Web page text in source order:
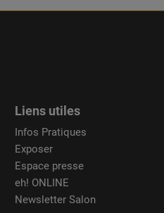
Liens utiles
Infos Pratiques
Exposer
Espace presse
eh! ONLINE
Newsletter Salon